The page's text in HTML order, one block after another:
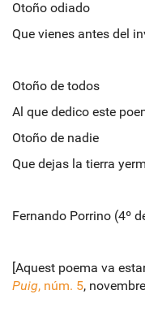
Otoño odiado
Que vienes antes del
Otoño de todos
Al que dedico este
Otoño de nadie
Que dejas la tierra
Fernando Porrino (4º
[Aquest poema va
Puig, núm. 5,